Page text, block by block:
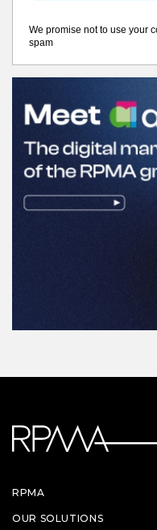
We promise not to use your
spam
RPMA
OUR SOLUTIONS